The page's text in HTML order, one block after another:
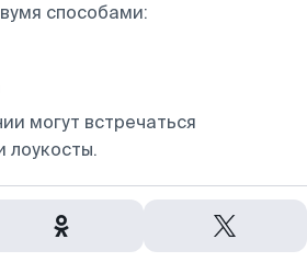
способами:
могут встречаться
лоукосты.